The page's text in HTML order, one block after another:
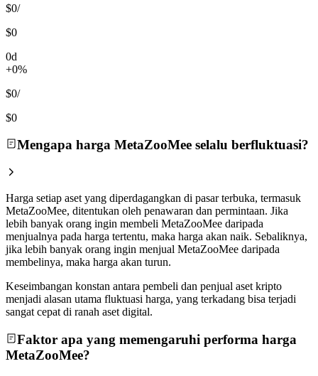
$0/
$0
0d
+0%
$0/
$0
Mengapa harga MetaZooMee selalu berfluktuasi?
Harga setiap aset yang diperdagangkan di pasar terbuka, termasuk
MetaZooMee, ditentukan oleh penawaran dan permintaan. Jika
lebih banyak orang ingin membeli MetaZooMee daripada
menjualnya pada harga tertentu, maka harga akan naik. Sebaliknya,
jika lebih banyak orang ingin menjual MetaZooMee daripada
membelinya, maka harga akan turun.
Keseimbangan konstan antara pembeli dan penjual aset kripto
menjadi alasan utama fluktuasi harga, yang terkadang bisa terjadi
sangat cepat di ranah aset digital.
Faktor apa yang memengaruhi performa harga
MetaZooMee?